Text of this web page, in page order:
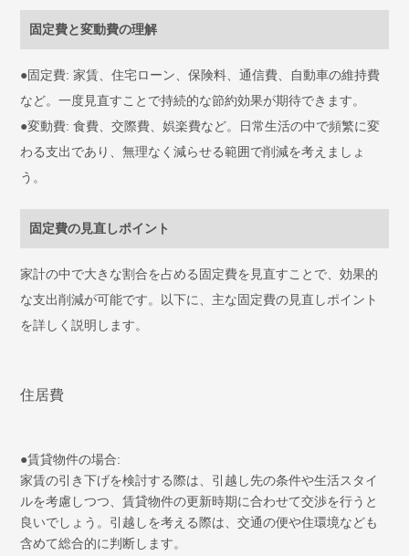
固定費と変動費の理解
●固定費: 家賃、住宅ローン、保険料、通信費、自動車の維持費
など。一度見直すことで持続的な節約効果が期待できます。
●変動費: 食費、交際費、娯楽費など。日常生活の中で頻繁に変
わる支出であり、無理なく減らせる範囲で削減を考えましょ
う。
固定費の見直しポイント
家計の中で大きな割合を占める固定費を見直すことで、効果的
な支出削減が可能です。以下に、主な固定費の見直しポイント
を詳しく説明します。
住居費
●賃貸物件の場合:
家賃の引き下げを検討する際は、引越し先の条件や生活スタイ
ルを考慮しつつ、賃貸物件の更新時期に合わせて交渉を行うと
良いでしょう。引越しを考える際は、交通の便や住環境なども
含めて総合的に判断します。